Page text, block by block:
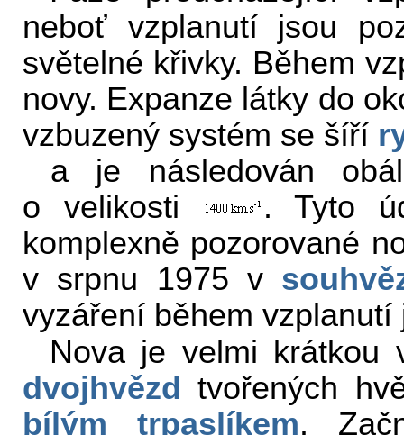
neboť vzplanutí jsou
světelné křivky. Během
novy. Expanze látky do
vzbuzený systém se šíří
a je následován
o velikosti
. Tyto
komplexně pozorované
v srpnu 1975 v
vyzáření během
Nova je velmi krátkou
dvojhvězd tvořených
bílým trpaslíkem.